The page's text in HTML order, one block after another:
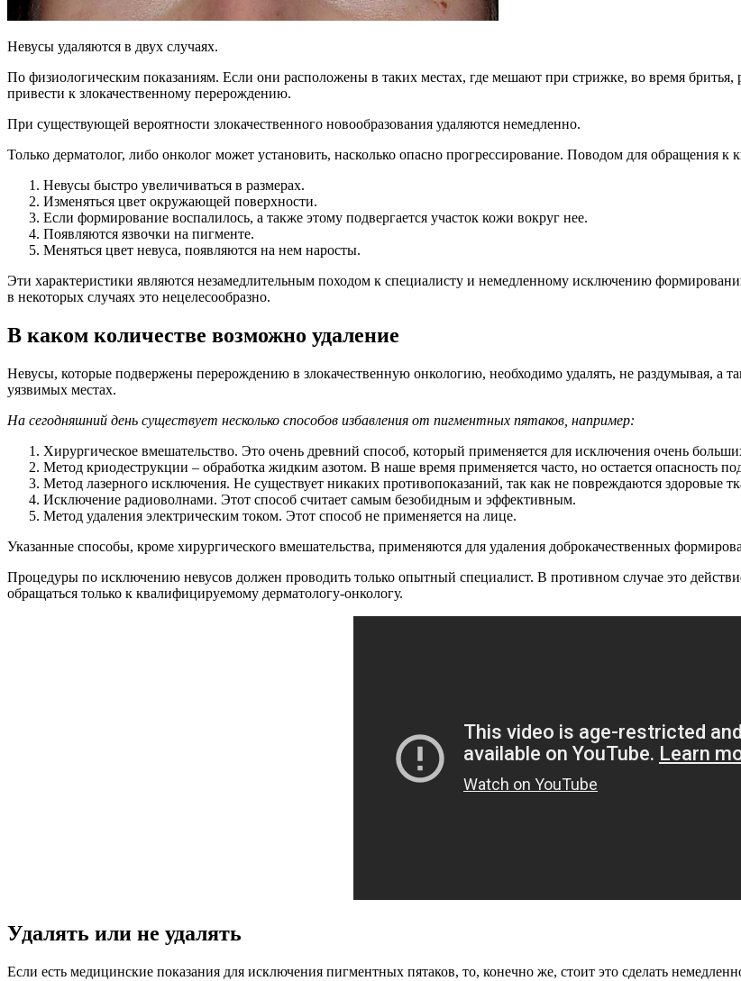
Невусы удаляются в двух случаях.
По физиологическим показаниям. Если они расположены в таких местах, где мешают при стрижке, во время
привести к злокачественному перерождению.
При существующей вероятности злокачественного новообразования удаляются немедленно.
Только дерматолог, либо онколог может установить, насколько опасно прогрессирование. Поводом для
Невусы быстро увеличиваться в размерах.
Изменяться цвет окружающей поверхности.
Если формирование воспалилось, а также этому подвергается участок кожи вокруг нее.
Появляются язвочки на пигменте.
Меняться цвет невуса, появляются на нем наросты.
Эти характеристики являются незамедлительным походом к специалисту и немедленному исключению
в некоторых случаях это нецелесообразно.
В каком количестве возможно удаление
Невусы, которые подвержены перерождению в злокачественную онкологию, необходимо удалять, не раздумывая, а
уязвимых местах.
На сегодняшний день существует несколько способов избавления от пигментных пятаков, например:
Хирургическое вмешательство. Это очень древний способ, который применяется для исключения очень
Метод криодеструкции – обработка жидким азотом. В наше время применяется часто, но остается опасность
Метод лазерного исключения. Не существует никаких противопоказаний, так как не повреждаются здоровые
Исключение радиоволнами. Этот способ считает самым безобидным и эффективным.
Метод удаления электрическим током. Этот способ не применяется на лице.
Указанные способы, кроме хирургического вмешательства, применяются для удаления доброкачественных
Процедуры по исключению невусов должен проводить только опытный специалист. В противном случае это
обращаться только к квалифицируемому дерматологу-онкологу.
Удалять или не удалять
Если есть медицинские показания для исключения пигментных пятаков, то, конечно же, стоит это сделать